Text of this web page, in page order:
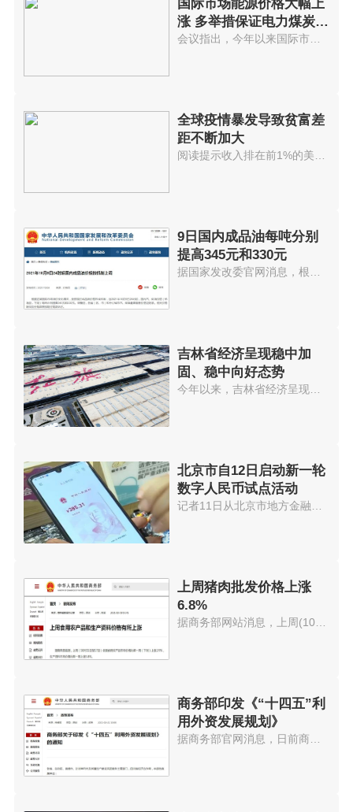
国际市场能源价格大幅上
涨 多举措保证电力煤炭等
供应
全球疫情暴发导致贫富差
距不断加大
阅读提示收入排在前1%的美国人拥...
9日国内成品油每吨分别
提高345元和330元
据国家发改委官网消息，根据近期...
吉林省经济呈现稳中加
固、稳中向好态势
今年以来，吉林省经济呈现稳中加...
北京市自12日启动新一轮
数字人民币试点活动
上周猪肉批发价格上涨
6.8%
商务部印发《“十四五”利
用外资发展规划》